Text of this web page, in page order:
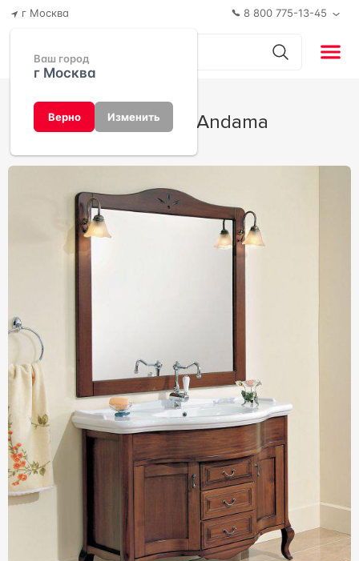
г Москва
Ваш город
г Москва
Верно Изменить
8 800 775-13-45
Коллекция Andama